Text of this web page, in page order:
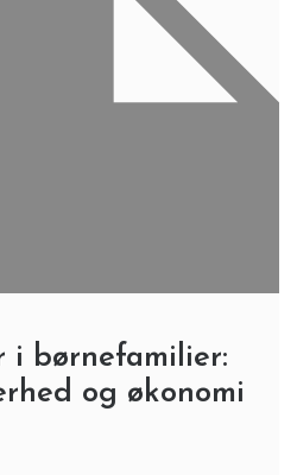
i børnefamilier:
og økonomi